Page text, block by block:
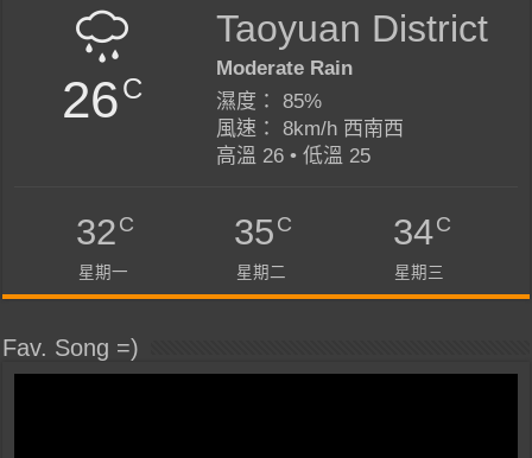
26C
Taoyuan District
Moderate Rain
濕度： 85%
風速： 8km/h 西南西
高溫 26 • 低溫 25
32C
星期一
35C
星期二
34C
星期三
Fav. Song =)